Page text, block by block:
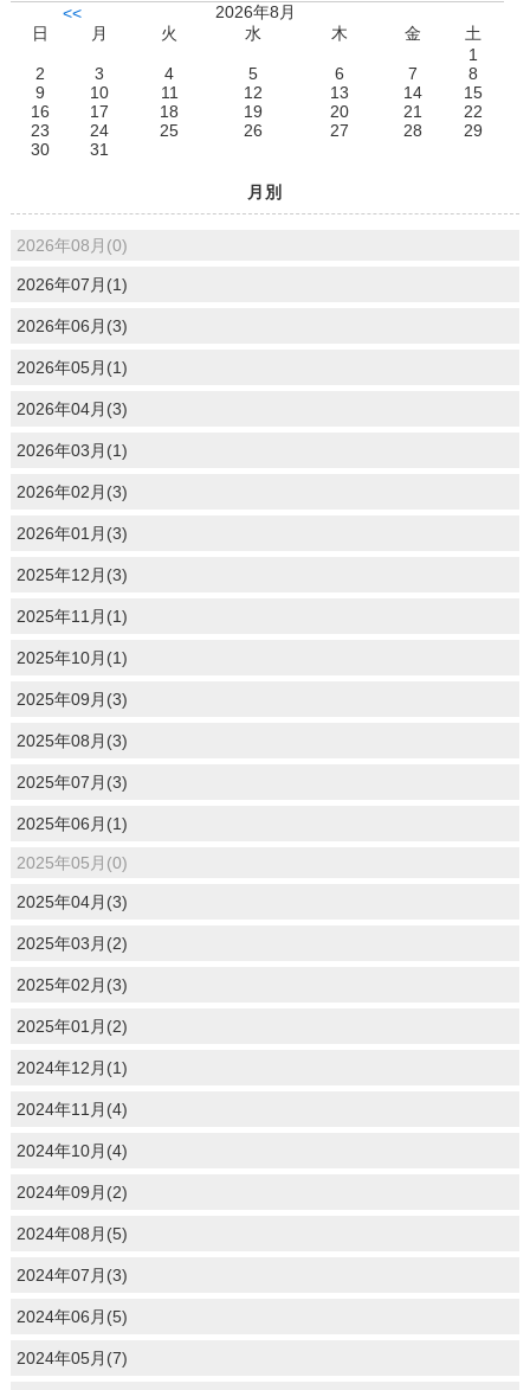
<<
2026年8月
日
月 火 水 木 金
土
1
2
3 4 5 6 7
8
9
10 11 12 13 14
15
16
17 18 19 20 21
22
23
24 25 26 27 28
29
30
31
月別
2026年08月(0)
2026年07月(1)
2026年06月(3)
2026年05月(1)
2026年04月(3)
2026年03月(1)
2026年02月(3)
2026年01月(3)
2025年12月(3)
2025年11月(1)
2025年10月(1)
2025年09月(3)
2025年08月(3)
2025年07月(3)
2025年06月(1)
2025年05月(0)
2025年04月(3)
2025年03月(2)
2025年02月(3)
2025年01月(2)
2024年12月(1)
2024年11月(4)
2024年10月(4)
2024年09月(2)
2024年08月(5)
2024年07月(3)
2024年06月(5)
2024年05月(7)